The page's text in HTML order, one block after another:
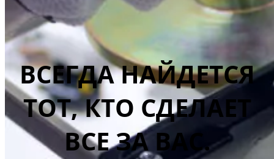
ВСЕГДА НАЙДЕТСЯ
ТОТ, КТО СДЕЛАЕТ
ВСЕ ЗА ВАС.